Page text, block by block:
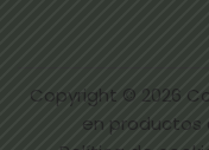
Copyright © 2026
en productos